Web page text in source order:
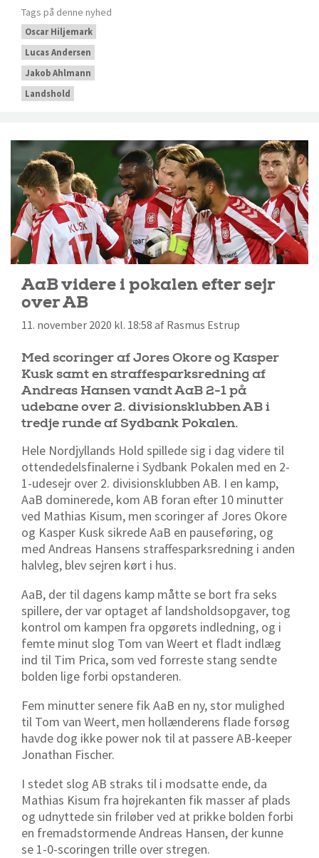
Tags på denne nyhed
Oscar Hiljemark
Lucas Andersen
Jakob Ahlmann
Landshold
AaB videre i pokalen efter sejr
over AB
11. november 2020 kl. 18:58 af Rasmus Estrup
Med scoringer af Jores Okore og Kasper
Kusk samt en straffesparksredning af
Andreas Hansen vandt AaB 2-1 på
udebane over 2. divisionsklubben AB i
tredje runde af Sydbank Pokalen.
Hele Nordjyllands Hold spillede sig i dag videre til
ottendedelsfinalerne i Sydbank Pokalen med en 2-
1-udesejr over 2. divisionsklubben AB. I en kamp,
AaB dominerede, kom AB foran efter 10 minutter
ved Mathias Kisum, men scoringer af Jores Okore
og Kasper Kusk sikrede AaB en pauseføring, og
med Andreas Hansens straffesparksredning i anden
halvleg, blev sejren kørt i hus.
AaB, der til dagens kamp måtte se bort fra seks
spillere, der var optaget af landsholdsopgaver, tog
kontrol om kampen fra opgørets indledning, og i
femte minut slog Tom van Weert et fladt indlæg
ind til Tim Prica, som ved forreste stang sendte
bolden lige forbi opstanderen.
Fem minutter senere fik AaB en ny, stor mulighed
til Tom van Weert, men hollænderens flade forsøg
havde dog ikke power nok til at passere AB-keeper
Jonathan Fischer.
I stedet slog AB straks til i modsatte ende, da
Mathias Kisum fra højrekanten fik masser af plads
og udnyttede sin friløber ved at prikke bolden forbi
en fremadstormende Andreas Hansen, der kunne
se 1-0-scoringen trille over stregen.